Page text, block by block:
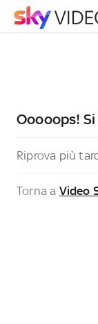
Ooooops!
Riprova più
Torna a Video